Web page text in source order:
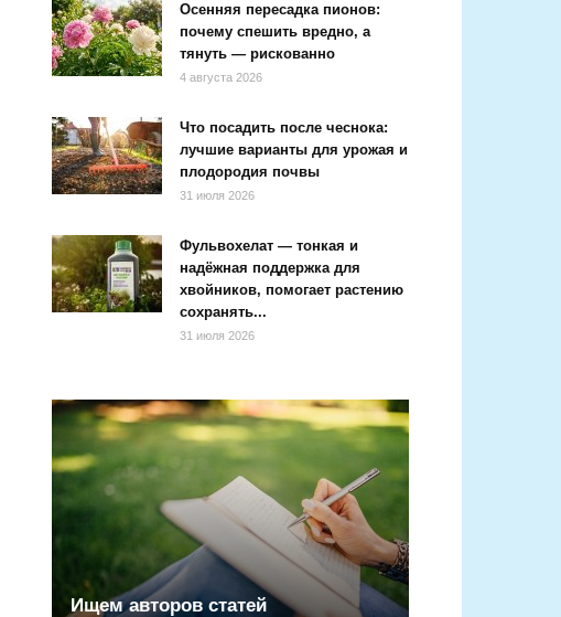
Осенняя пересадка пионов:
почему спешить вредно, а
тянуть — рискованно
4 августа 2026
Что посадить после чеснока:
лучшие варианты для урожая и
плодородия почвы
31 июля 2026
Фульвохелат — тонкая и
надёжная поддержка для
хвойников, помогает растению
сохранять...
31 июля 2026
Ищем авторов статей